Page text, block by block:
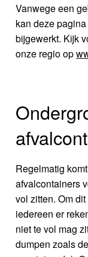
Vanwege een
kan deze
bijgewerkt. Kijk
onze regio op
Regelmatig
afvalcontainers
vol zitten. Om
iedereen er
niet te vol mag
dumpen zoals